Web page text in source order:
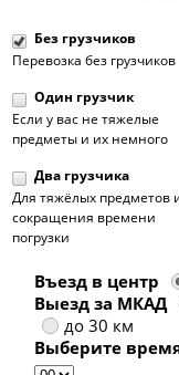
Без грузчиков
Перевозка без грузчиков
Один грузчик
Если у вас не тяжелые
предметы и их немного
Два грузчика
Для тяжёлых предметов
сокращения времени
погрузки
Въезд в центр
Выезд за МКАД
до 30 км
Выберите